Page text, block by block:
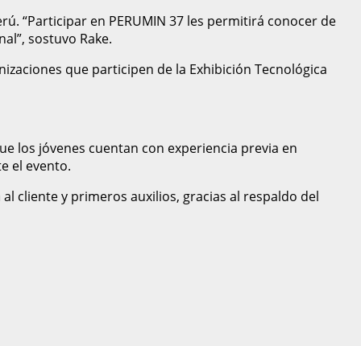
“Participar en PERUMIN 37 les permitirá conocer de
sostuvo Rake.
que participen de la Exhibición Tecnológica
los jóvenes cuentan con experiencia previa en
el evento.
cliente y primeros auxilios, gracias al respaldo del